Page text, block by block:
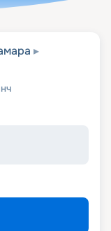
нч